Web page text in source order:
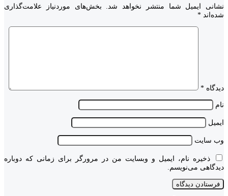
نشانی ایمیل شما منتشر نخواهد شد.
بخش‌های موردنیاز علامت‌گذاری
شده‌اند *
دیدگاه *
نام
ایمیل
وب‌ سایت
ذخیره نام، ایمیل و وبسایت من در مرورگر برای زمانی که دوباره
دیدگاهی می‌نویسم.